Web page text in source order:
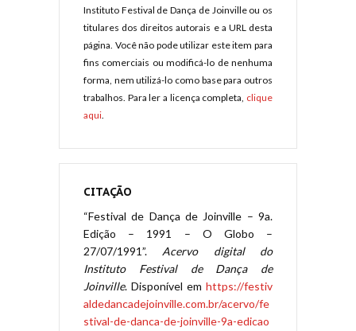
Instituto Festival de Dança de Joinville ou os
titulares dos direitos autorais e a URL desta
página. Você não pode utilizar este item para
fins comerciais ou modificá-lo de nenhuma
forma, nem utilizá-lo como base para outros
trabalhos. Para ler a licença completa, clique
aqui.
CITAÇÃO
“Festival de Dança de Joinville – 9a.
Edição – 1991 – O Globo –
27/07/1991”. Acervo digital do
Instituto Festival de Dança de
Joinville. Disponível em https://festiv
aldedancadejoinville.com.br/acervo/fe
stival-de-danca-de-joinville-9a-edicao